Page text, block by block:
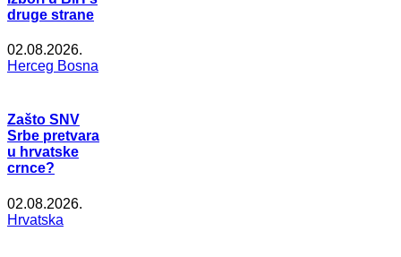
druge strane
02.08.2026.
Herceg Bosna
Zašto SNV
Srbe pretvara
u hrvatske
crnce?
02.08.2026.
Hrvatska